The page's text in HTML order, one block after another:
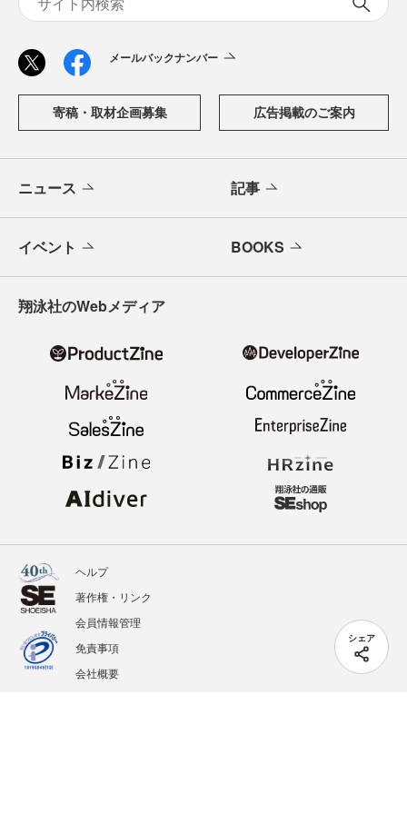
シェア
メールバックナンバー
寄稿・取材企画募集 広告掲載のご案内
ニュース 記事
イベント BOOKS
翔泳社のWebメディア
ヘルプ
著作権・リンク
会員情報管理
免責事項
会社概要